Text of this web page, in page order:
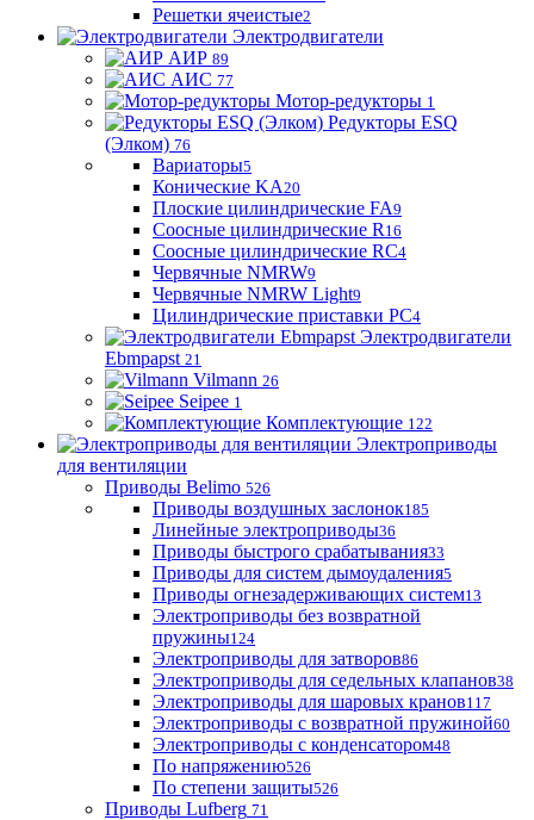
Решетки ячеистые2
Электродвигатели
АИР 89
АИС 77
Мотор-редукторы 1
Редукторы ESQ
(Элком) 76
Вариаторы5
Конические KA20
Плоские цилиндрические FA9
Соосные цилиндрические R 16
Соосные цилиндрические RC4
Червячные NMRW9
Червячные NMRW Light9
Цилиндрические приставки PC4
Электродвигатели
Ebmpapst 21
Vilmann 26
Seipee 1
Комплектующие 122
Электроприводы
для вентиляции
Приводы Belimo 526
Приводы воздушных заслонок185
Линейные электроприводы36
Приводы быстрого срабатывания33
Приводы для систем дымоудаления5
Приводы огнезадерживающих систем13
Электроприводы без возвратной
пружины124
Электроприводы для затворов86
Электроприводы для седельных клапанов38
Электроприводы для шаровых кранов117
Электроприводы с возвратной пружиной60
Электроприводы с конденсатором48
По напряжению526
По степени защиты526
Приводы Lufberg 71